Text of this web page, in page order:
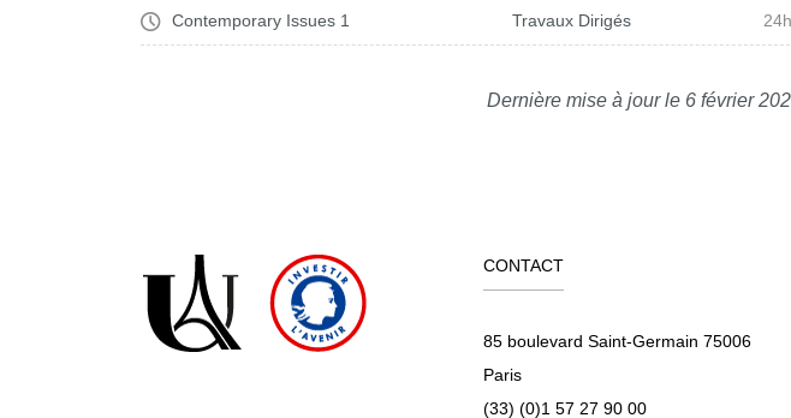
Contemporary Issues 1 Travaux Dirigés 24h
Dernière mise à jour le 6 février
CONTACT
85 boulevard Saint-Germain 75006
Paris
(33) (0)1 57 27 90 00